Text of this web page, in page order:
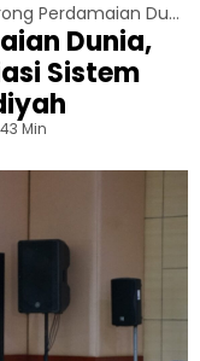
Terus Dorong Perdamaian Dunia, Musdah Mulia Apresiasi Sistem Khilafat Ahmadiyah
Dunia,
Sistem
3 Min